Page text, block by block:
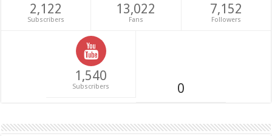
2,122
Subscribers
13,022
Fans
7,152
Followers
1,540
Subscribers 0